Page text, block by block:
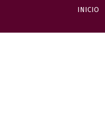
INICIO